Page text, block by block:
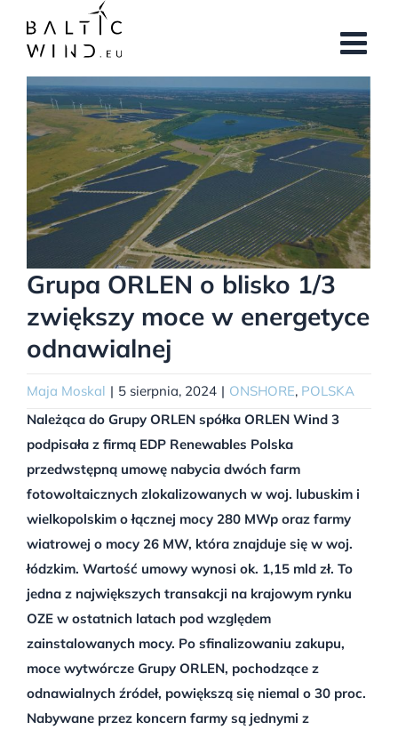
zawartości
Pokaż
większy
obrazek
Grupa ORLEN o blisko 1/3
zwiększy moce w energetyce
odnawialnej
Maja Moskal | 5 sierpnia, 2024 | ONSHORE, POLSKA
Należąca do Grupy ORLEN spółka ORLEN Wind 3
podpisała z firmą EDP Renewables Polska
przedwstępną umowę nabycia dwóch farm
fotowoltaicznych zlokalizowanych w woj. lubuskim i
wielkopolskim o łącznej mocy 280 MWp oraz farmy
wiatrowej o mocy 26 MW, która znajduje się w woj.
łódzkim. Wartość umowy wynosi ok. 1,15 mld zł. To
jedna z największych transakcji na krajowym rynku
OZE w ostatnich latach pod względem
zainstalowanych mocy. Po sfinalizowaniu zakupu,
moce wytwórcze Grupy ORLEN, pochodzące z
odnawialnych źródeł, powiększą się niemal o 30 proc.
Nabywane przez koncern farmy są jednymi z